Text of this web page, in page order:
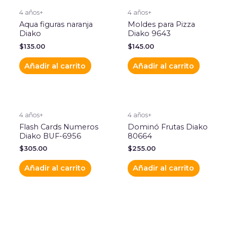
4 años+
Aqua figuras naranja
Diako
$135.00
Añadir al carrito
4 años+
Moldes para Pizza
Diako 9643
$145.00
Añadir al carrito
4 años+
Flash Cards Numeros
Diako BUF-6956
$305.00
Añadir al carrito
4 años+
Dominó Frutas Diako
80664
$255.00
Añadir al carrito